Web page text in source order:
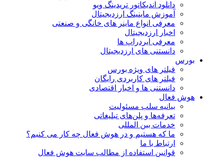
دانلود اندیکاتور تریدینگ ویو
آموزش ماینینگ ارزدیجیتال
معرفی انواع ماینر های خانگی و صنعتی
اخبار ارزدیجیتال
معرفی ایردراپ ها
دانستنی های ارزدیجیتال
بورس
فیلتر های ویژه بورس
فیلتر های کاربردی رایگان
دانستنی ها و اخبار اقتصادی
هوش فعال
بیانیه سلب مسئولیت
تعرفه‌ها و پلن‌های تبلیغاتی
خدمات بین المللی
ما که هستیم و در هوش فعال چه کار می کنیم؟
ارتباط با ما
قوانین استفاده از مطالب سایت هوش فعال